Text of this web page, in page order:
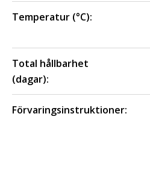
Temperatur (°C):
Total hållbarhet
(dagar):
Förvaringsinstruktioner: